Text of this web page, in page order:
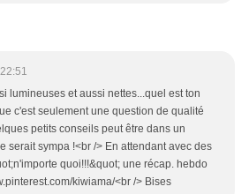
lumineuses et aussi nettes...quel est ton
c'est seulement une question de qualité
petits conseils peut être dans un
serait sympa !<br /> En attendant avec des
quoi!!!&quot; une récap. hebdo
kiwiama/<br /> Bises